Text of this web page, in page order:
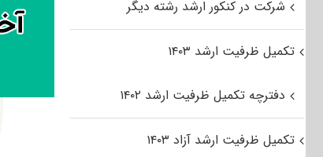
شرکت در کنکور ارشد رشته دیگر
تکمیل ظرفیت ارشد ۱۴۰۳
دفترچه تکمیل ظرفیت ارشد ۱۴۰۲
تکمیل ظرفیت ارشد آزاد ۱۴۰۳